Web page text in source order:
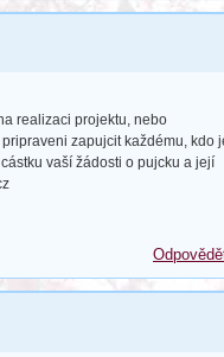
realizaci projektu, nebo
zapujcit každému, kdo
vaší žádosti o pujcku a její